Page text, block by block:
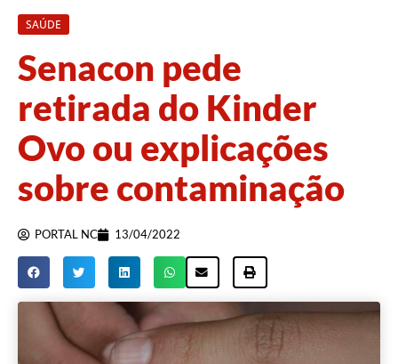
SAÚDE
Senacon pede
retirada do Kinder
Ovo ou explicações
sobre contaminação
PORTAL NC 13/04/2022